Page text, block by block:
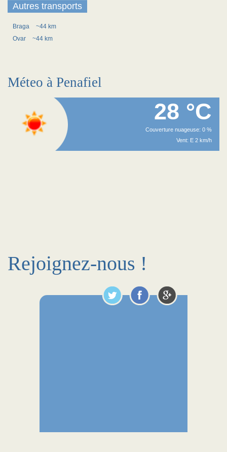
Autres transports
Braga
~44 km
Ovar
~44 km
Méteo à Penafiel
28 °C
Couverture nuageuse: 0 %
Vent: E 2 km/h
Rejoignez-nous !